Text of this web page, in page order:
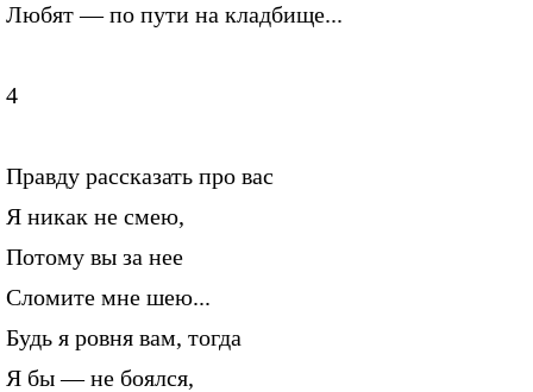
Любят — по пути на кладбище...
4
Правду рассказать про вас
Я никак не смею,
Потому вы за нее
Сломите мне шею...
Будь я ровня вам, тогда
Я бы — не боялся,